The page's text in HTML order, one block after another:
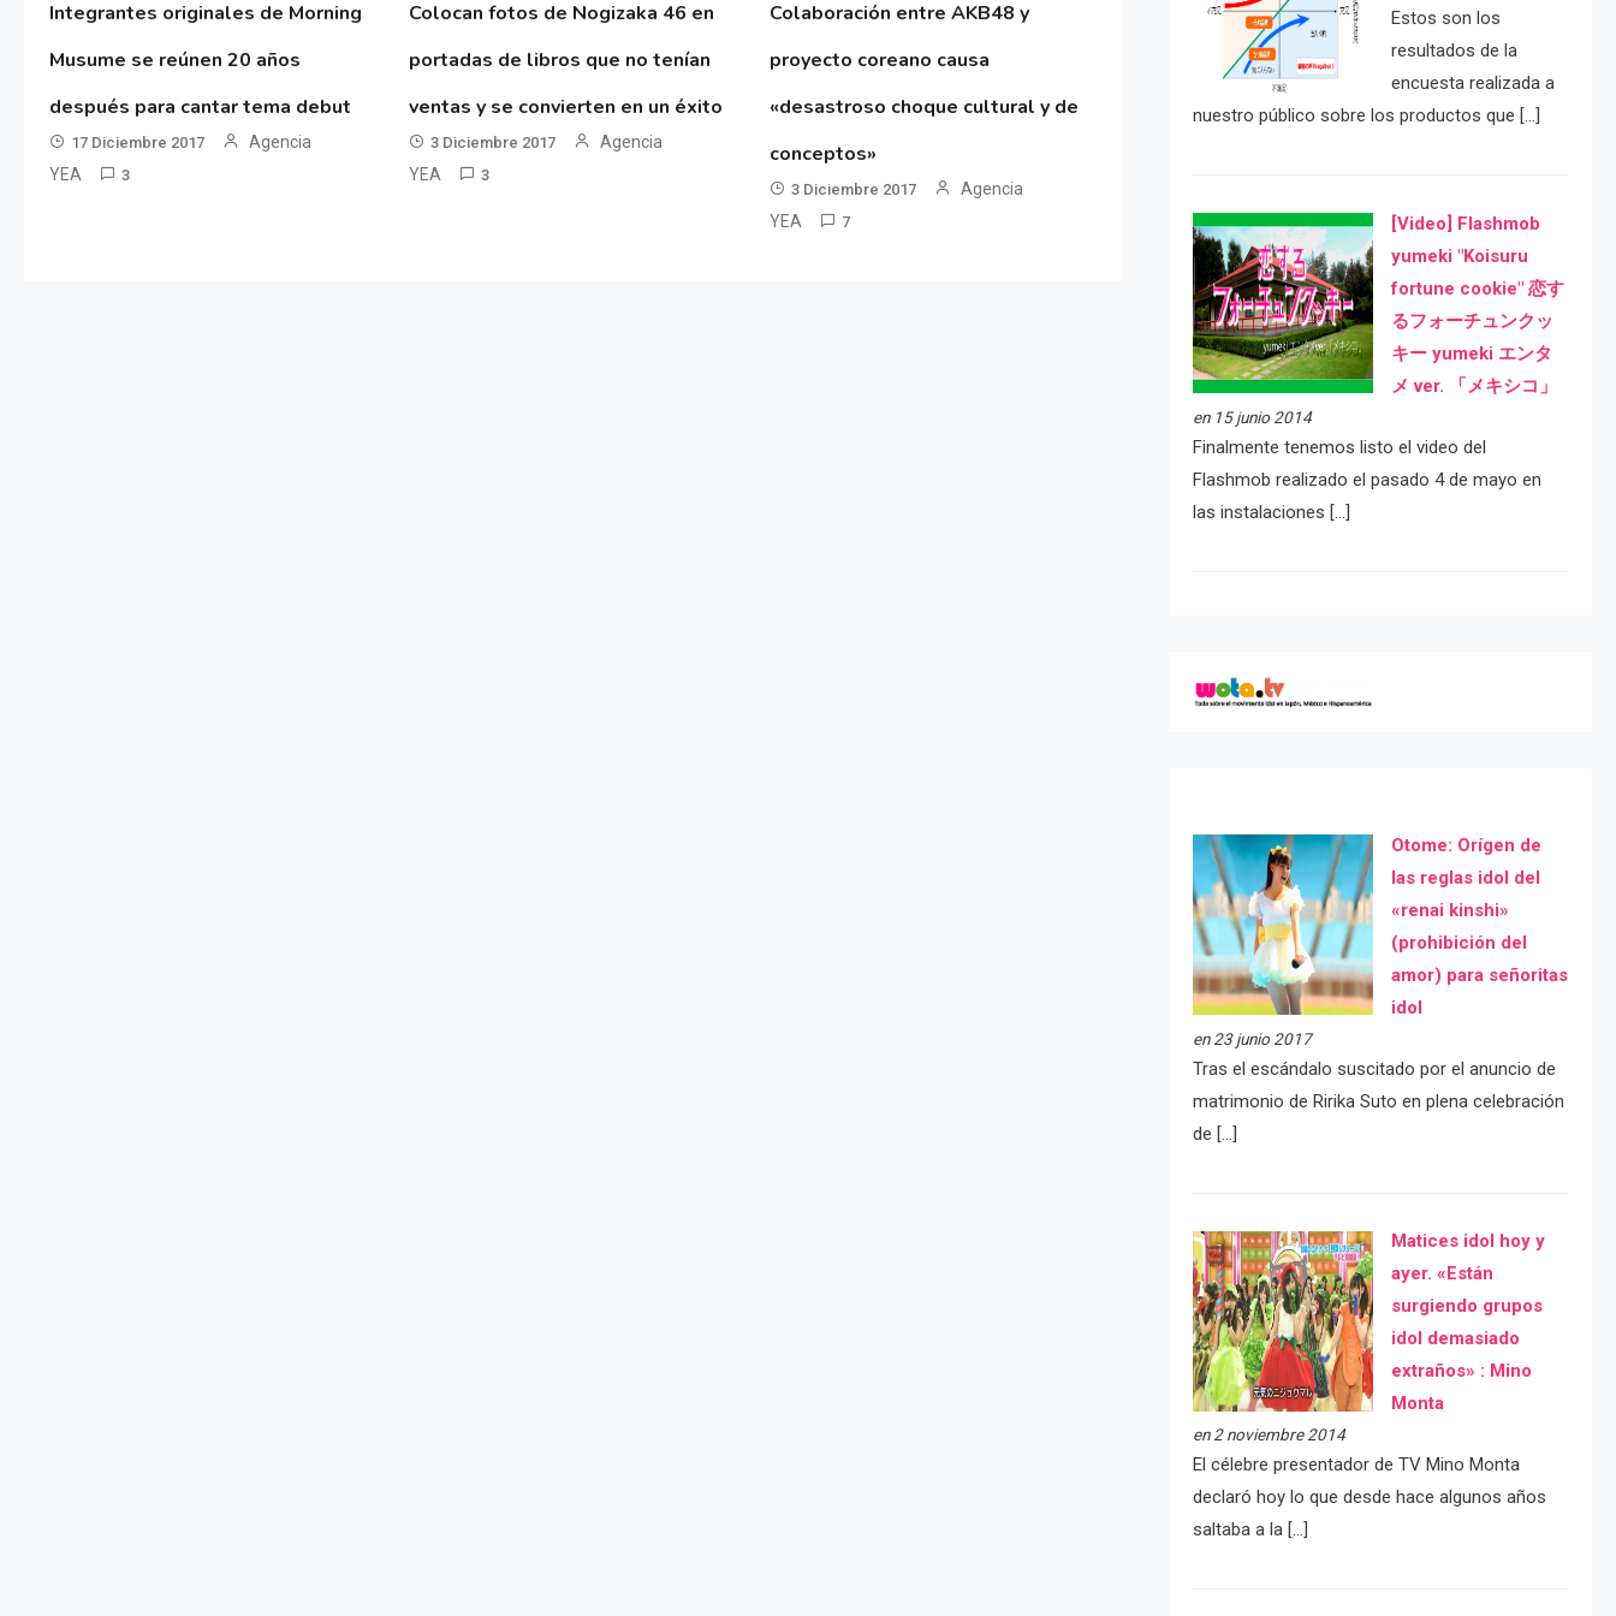
Integrantes originales de Morning
Musume se reúnen 20 años
después para cantar tema debut
17 Diciembre 2017
Agencia
YEA
3
Colocan fotos de Nogizaka 46 en
portadas de libros que no tenían
ventas y se convierten en un éxito
3 Diciembre 2017
Agencia
YEA
3
Colaboración entre AKB48 y
proyecto coreano causa
«desastroso choque cultural y de
conceptos»
3 Diciembre 2017
Agencia
YEA
7
Estos son los
resultados de la
encuesta realizada a
nuestro público sobre los productos que […]
[Video] Flashmob
yumeki "Koisuru
fortune cookie" 恋す
るフォーチュンクッ
キー yumeki エンタ
メ ver. 「メキシコ」
en 15 junio 2014
Finalmente tenemos listo el video del
Flashmob realizado el pasado 4 de mayo en
las instalaciones […]
Otome: Orígen de
las reglas idol del
«renai kinshi»
(prohibición del
amor) para señoritas
idol
en 23 junio 2017
Tras el escándalo suscitado por el anuncio de
matrimonio de Ririka Suto en plena celebración
de […]
Matices idol hoy y
ayer. «Están
surgiendo grupos
idol demasiado
extraños» : Mino
Monta
en 2 noviembre 2014
El célebre presentador de TV Mino Monta
declaró hoy lo que desde hace algunos años
saltaba a la […]